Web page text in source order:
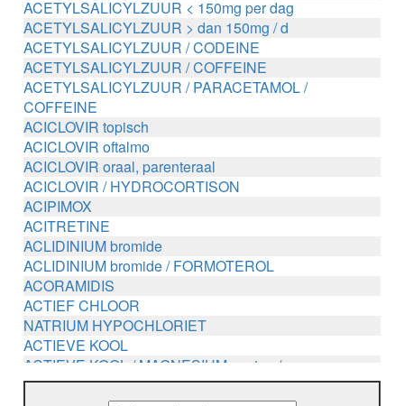
ACETYLSALICYLZUUR < 150mg per dag
ACETYLSALICYLZUUR > dan 150mg / d
ACETYLSALICYLZUUR / CODEINE
ACETYLSALICYLZUUR / COFFEINE
ACETYLSALICYLZUUR / PARACETAMOL /
COFFEINE
ACICLOVIR topisch
ACICLOVIR oftalmo
ACICLOVIR oraal, parenteraal
ACICLOVIR / HYDROCORTISON
ACIPIMOX
ACITRETINE
ACLIDINIUM bromide
ACLIDINIUM bromide / FORMOTEROL
ACORAMIDIS
ACTIEF CHLOOR
NATRIUM HYPOCHLORIET
ACTIEVE KOOL
ACTIEVE KOOL / MAGNESIUM zouten /
METHENAMINE